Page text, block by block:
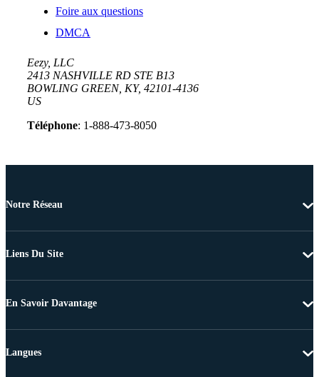
Foire aux questions
DMCA
Eezy, LLC
2413 NASHVILLE RD STE B13
BOWLING GREEN, KY, 42101-4136
US
Téléphone: 1-888-473-8050
Notre Réseau
Liens Du Site
En Savoir Davantage
Langues